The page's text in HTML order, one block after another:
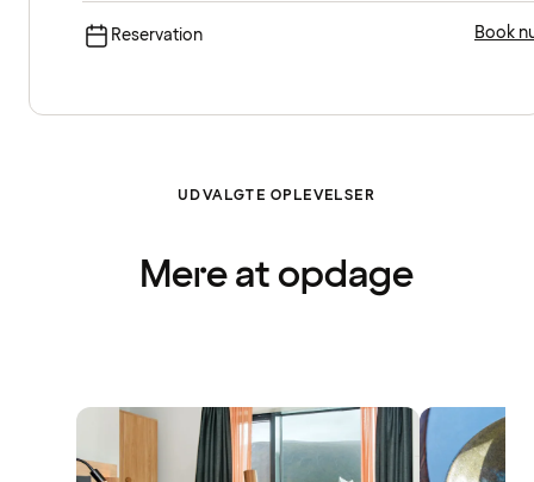
Reservation Book
UDVALGTE OPLEVELSER
Mere at opdage